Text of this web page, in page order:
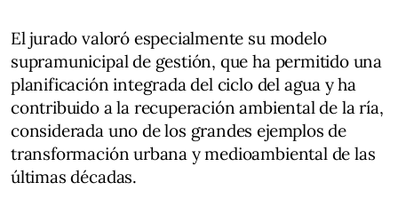
El jurado valoró especialmente su modelo
supramunicipal de gestión, que ha permitido una
planificación integrada del ciclo del agua y ha
contribuido a la recuperación ambiental de la ría,
considerada uno de los grandes ejemplos de
transformación urbana y medioambiental de las
últimas décadas.